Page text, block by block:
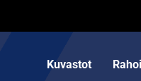
Kuvastot